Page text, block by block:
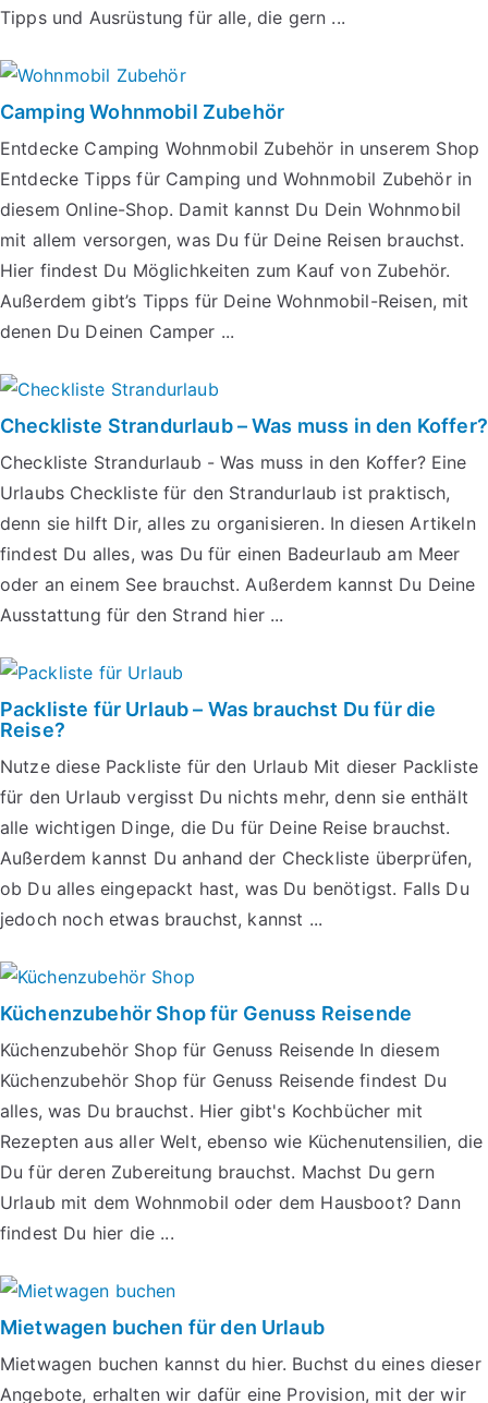
Tipps und Ausrüstung für alle, die gern ...
Camping Wohnmobil Zubehör
Entdecke Camping Wohnmobil Zubehör in unserem Shop
Entdecke Tipps für Camping und Wohnmobil Zubehör in
diesem Online-Shop. Damit kannst Du Dein Wohnmobil
mit allem versorgen, was Du für Deine Reisen brauchst.
Hier findest Du Möglichkeiten zum Kauf von Zubehör.
Außerdem gibt’s Tipps für Deine Wohnmobil-Reisen, mit
denen Du Deinen Camper ...
Checkliste Strandurlaub – Was muss in den Koffer?
Checkliste Strandurlaub - Was muss in den Koffer? Eine
Urlaubs Checkliste für den Strandurlaub ist praktisch,
denn sie hilft Dir, alles zu organisieren. In diesen Artikeln
findest Du alles, was Du für einen Badeurlaub am Meer
oder an einem See brauchst. Außerdem kannst Du Deine
Ausstattung für den Strand hier ...
Packliste für Urlaub – Was brauchst Du für die
Reise?
Nutze diese Packliste für den Urlaub Mit dieser Packliste
für den Urlaub vergisst Du nichts mehr, denn sie enthält
alle wichtigen Dinge, die Du für Deine Reise brauchst.
Außerdem kannst Du anhand der Checkliste überprüfen,
ob Du alles eingepackt hast, was Du benötigst. Falls Du
jedoch noch etwas brauchst, kannst ...
Küchenzubehör Shop für Genuss Reisende
Küchenzubehör Shop für Genuss Reisende In diesem
Küchenzubehör Shop für Genuss Reisende findest Du
alles, was Du brauchst. Hier gibt's Kochbücher mit
Rezepten aus aller Welt, ebenso wie Küchenutensilien, die
Du für deren Zubereitung brauchst. Machst Du gern
Urlaub mit dem Wohnmobil oder dem Hausboot? Dann
findest Du hier die ...
Mietwagen buchen für den Urlaub
Mietwagen buchen kannst du hier. Buchst du eines dieser
Angebote, erhalten wir dafür eine Provision, mit der wir